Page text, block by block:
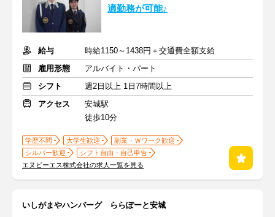
適勤務が可能♪
給与
時給1150～1438円＋交通費全額支給
雇用形態
アルバイト・パート
シフト
週2日以上 1日7時間以上
アクセス
安城駅
徒歩10分
学歴不問 大学生歓迎
副業・Ｗワーク歓迎
シルバー歓迎
シフト自由・自己申告
エヌビーエス株式会社の求人一覧を見る
いしがまやハンバーグ ららぽーと安城